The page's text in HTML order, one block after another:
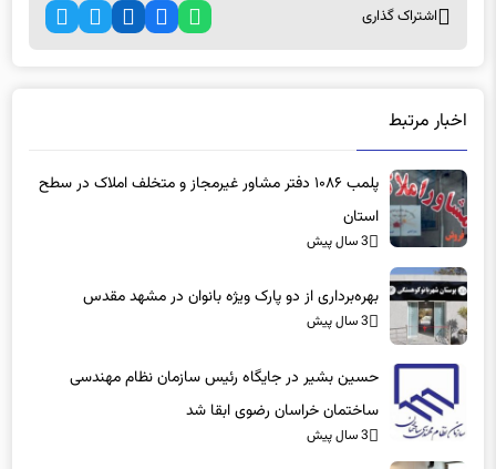
اشتراک گذاری
اخبار مرتبط
پلمب ۱۰۸۶ دفتر مشاور غیرمجاز و متخلف املاک در سطح
استان
3 سال پیش
بهره‌برداری از دو پارک ویژه بانوان در مشهد مقدس
3 سال پیش
حسین بشیر در جایگاه رئیس سازمان نظام مهندسی
ساختمان خراسان رضوی ابقا شد
3 سال پیش